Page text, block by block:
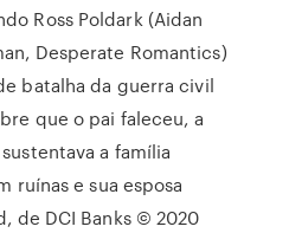
Ross Poldark (Aidan
Desperate Romantics)
batalha da guerra civil
que o pai faleceu, a
a família
ruínas e sua esposa
de DCI Banks © 2020